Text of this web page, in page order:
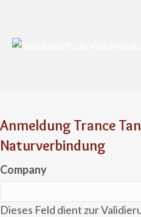
Anmeldung Trance
Naturverbindung
Company
Dieses Feld dient zur